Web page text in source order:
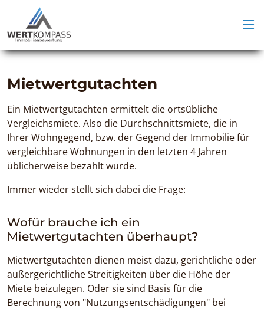
Mietwertgutachten
Ein Mietwertgutachten ermittelt die ortsübliche
Vergleichsmiete. Also die Durchschnittsmiete, die in
Ihrer Wohngegend, bzw. der Gegend der Immobilie für
vergleichbare Wohnungen in den letzten 4 Jahren
üblicherweise bezahlt wurde.
Immer wieder stellt sich dabei die Frage:
Wofür brauche ich ein
Mietwertgutachten überhaupt?
Mietwertgutachten dienen meist dazu, gerichtliche oder
außergerichtliche Streitigkeiten über die Höhe der
Miete beizulegen. Oder sie sind Basis für die
Berechnung von "Nutzungsentschädigungen" bei